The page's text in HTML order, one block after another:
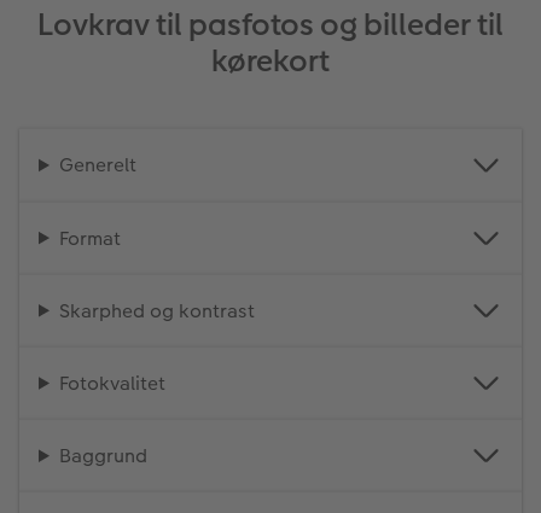
Lovkrav til pasfotos og billeder til
kørekort
Generelt
Format
Skarphed og kontrast
Fotokvalitet
Baggrund